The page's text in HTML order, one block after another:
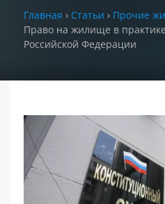
Позвонить нам
Главная › Статьи › Прочие
Право на жилище в
Российской Федерации